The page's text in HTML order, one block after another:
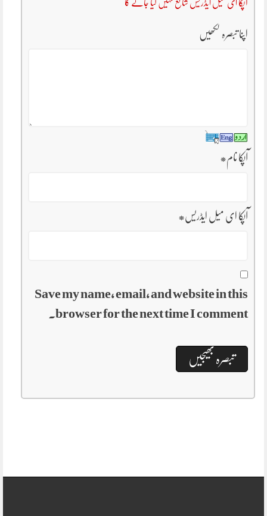
آپکا ای میل ایڈریس شائع نہیں کیا جائے گا
اپنا تبصرہ لکھیں
آپکا نام*
آپکا ای میل ایڈریس*
Save my name, email, and website in this
browser for the next time I comment.